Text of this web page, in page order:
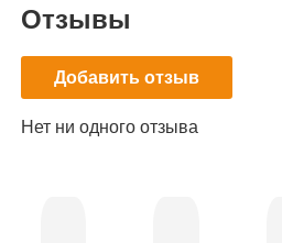
Отзывы
Добавить отзыв
Нет ни одного отзыва